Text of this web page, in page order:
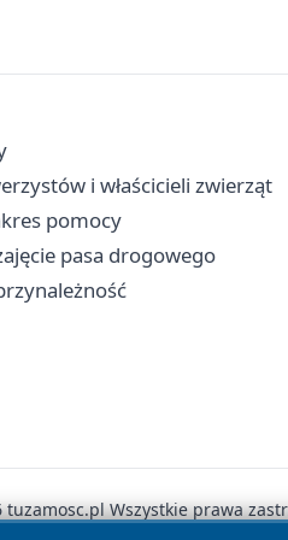
i właścicieli zwierząt
pomocy
pasa drogowego
Wszystkie prawa